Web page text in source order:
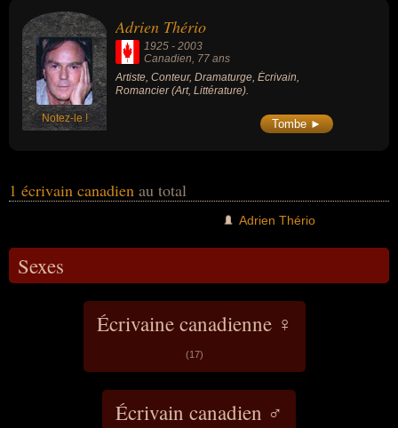
artiste, conteur, dramaturge ou romancier.
Notez-le !
Adrien Thério
1925 - 2003
Canadien, 77 ans
Artiste, Conteur, Dramaturge, Écrivain,
Romancier (Art, Littérature).
Tombe ►
1 écrivain canadien au total
Adrien Thério
Sexes
Écrivaine canadienne ♀
(17)
Écrivain canadien ♂